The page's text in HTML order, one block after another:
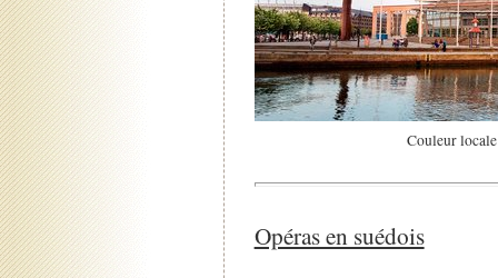
Couleur
Opéras en suédois